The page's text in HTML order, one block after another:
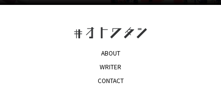
ABOUT
WRITER
CONTACT